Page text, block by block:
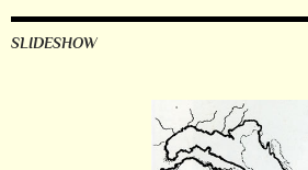
SLIDESHOW